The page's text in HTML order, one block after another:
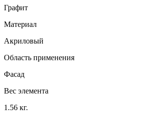
Графит
Материал
Акриловый
Область применения
Фасад
Вес элемента
1.56 кг.